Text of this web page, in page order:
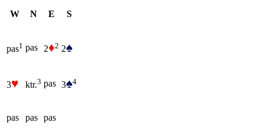
W N E S
pas1 pas 2♦2 2♠
3♥ ktr.3 pas 3♠4
pas pas pas